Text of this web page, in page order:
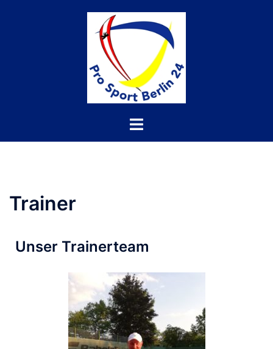
Trainer
Unser Trainerteam